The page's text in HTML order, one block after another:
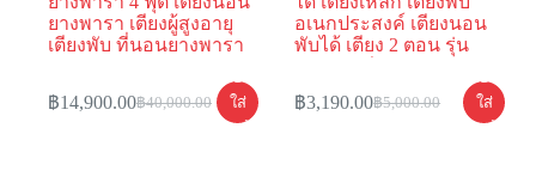
ยางพารา เตียงผู้สูงอายุ
เตียงพับ ที่นอนยางพารา
฿40,000.00
฿14,900.00
ใส่
ตะกร้า
อเนกประสงค์ เตียงนอน
พับได้ เตียง 2 ตอน รุ่น
฿5,000.00
฿3,190.00
ใส่
ตะกร้า